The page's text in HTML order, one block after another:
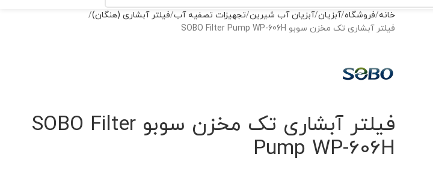
خانه فروشگاه آبزیان آبزیان آب شیرین تجهیزات تصفیه آب فیلتر آبشاری (هنگان)
فیلتر آبشاری تک مخزن سوبو SOBO Filter Pump WP-606H
فیلتر آبشاری تک مخزن سوبو SOBO Filter
Pump WP-606H